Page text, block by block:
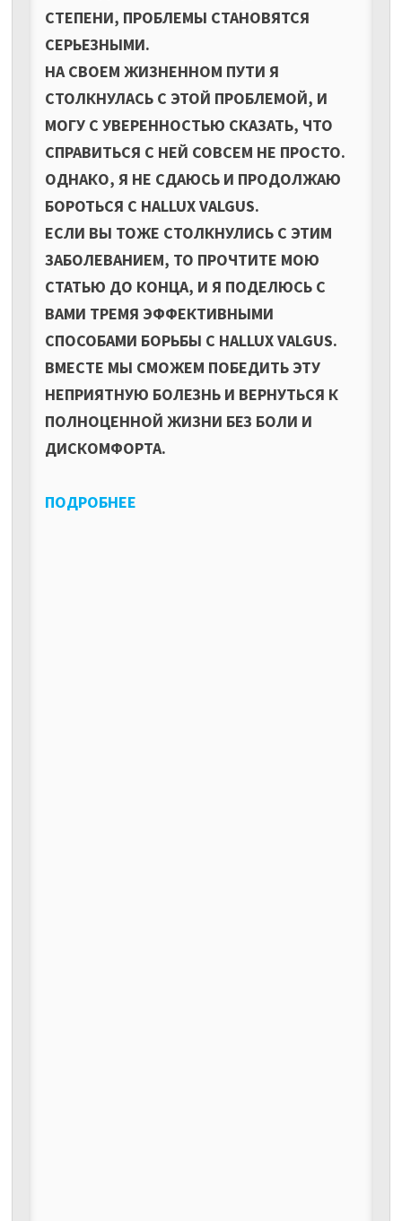
СТЕПЕНИ, ПРОБЛЕМЫ СТАНОВЯТСЯ
СЕРЬЕЗНЫМИ.
НА СВОЕМ ЖИЗНЕННОМ ПУТИ Я
СТОЛКНУЛАСЬ С ЭТОЙ ПРОБЛЕМОЙ, И
МОГУ С УВЕРЕННОСТЬЮ СКАЗАТЬ, ЧТО
СПРАВИТЬСЯ С НЕЙ СОВСЕМ НЕ ПРОСТО.
ОДНАКО, Я НЕ СДАЮСЬ И ПРОДОЛЖАЮ
БОРОТЬСЯ С HALLUX VALGUS.
ЕСЛИ ВЫ ТОЖЕ СТОЛКНУЛИСЬ С ЭТИМ
ЗАБОЛЕВАНИЕМ, ТО ПРОЧТИТЕ МОЮ
СТАТЬЮ ДО КОНЦА, И Я ПОДЕЛЮСЬ С
ВАМИ ТРЕМЯ ЭФФЕКТИВНЫМИ
СПОСОБАМИ БОРЬБЫ С HALLUX VALGUS.
ВМЕСТЕ МЫ СМОЖЕМ ПОБЕДИТЬ ЭТУ
НЕПРИЯТНУЮ БОЛЕЗНЬ И ВЕРНУТЬСЯ К
ПОЛНОЦЕННОЙ ЖИЗНИ БЕЗ БОЛИ И
ДИСКОМФОРТА.
ПОДРОБНЕЕ